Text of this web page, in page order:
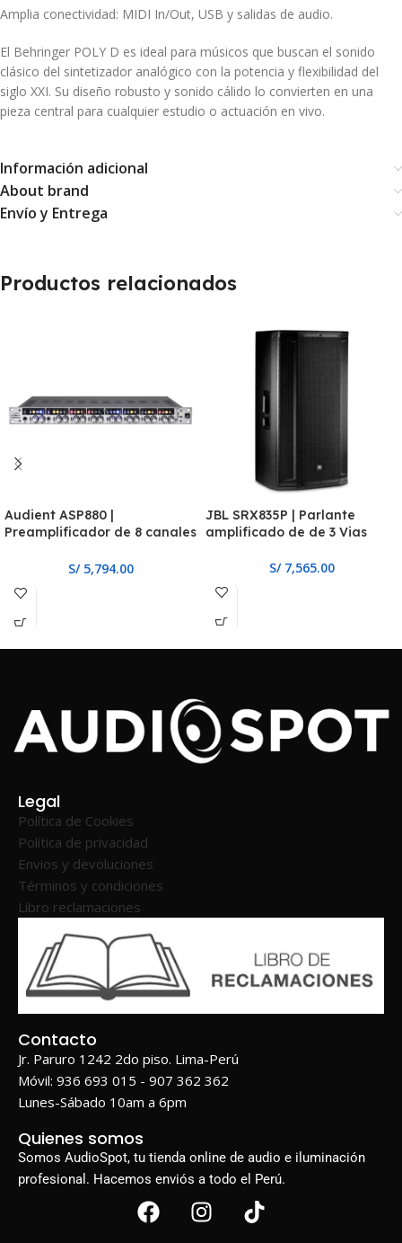
Amplia conectividad: MIDI In/Out, USB y salidas de audio.
El Behringer POLY D es ideal para músicos que buscan el sonido
clásico del sintetizador analógico con la potencia y flexibilidad del
siglo XXI. Su diseño robusto y sonido cálido lo convierten en una
pieza central para cualquier estudio o actuación en vivo.
Información adicional
About brand
Envío y Entrega
Productos relacionados
Audient ASP880 |
Preamplificador de 8 canales
S/5,794.00
JBL SRX835P | Parlante
amplificado de de 3 Vias
S/7,565.00
Legal
Política de Cookies
Política de privacidad
Envios y devoluciones
Términos y condiciones
Libro reclamaciones
Contacto
Jr. Paruro 1242 2do piso. Lima-Perú
Móvil: 936 693 015 - 907 362 362
Lunes-Sábado 10am a 6pm
Quienes somos
Somos AudioSpot, tu tienda online de audio e iluminación
profesional. Hacemos enviós a todo el Perú.